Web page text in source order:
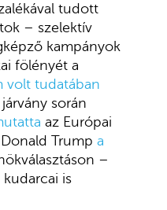
tudott
– szelektív
kampányok
fölényét a
volt tudatában
során
az Európai
Trump a
–
kudarcai is